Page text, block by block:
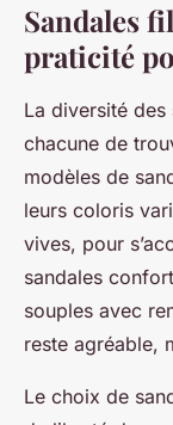
Sandales
praticité
La diversité des
chacune de
modèles de
leurs coloris
vives, pour
sandales
souples avec
reste agréable,
Le choix de